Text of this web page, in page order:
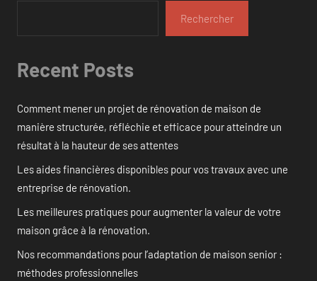
Rechercher
Recent Posts
Comment mener un projet de rénovation de maison de
manière structurée, réfléchie et efficace pour atteindre un
résultat à la hauteur de ses attentes
Les aides financières disponibles pour vos travaux avec une
entreprise de rénovation.
Les meilleures pratiques pour augmenter la valeur de votre
maison grâce à la rénovation.
Nos recommandations pour l’adaptation de maison senior :
méthodes professionnelles